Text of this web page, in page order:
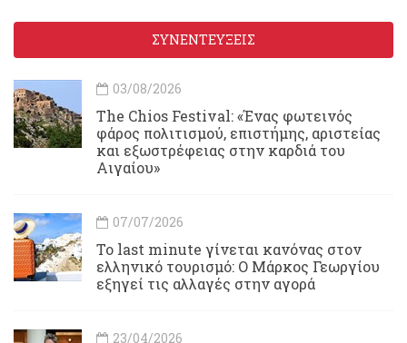
ΣΥΝΕΝΤΕΥΞΕΙΣ
03/08/2026
Τhe Chios Festival: «Ένας φωτεινός
φάρος πολιτισμού, επιστήμης, αριστείας
και εξωστρέφειας στην καρδιά του
Αιγαίου»
07/07/2026
Το last minute γίνεται κανόνας στον
ελληνικό τουρισμό: Ο Μάρκος Γεωργίου
εξηγεί τις αλλαγές στην αγορά
23/04/2026